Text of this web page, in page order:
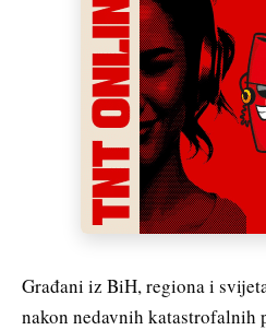
Građani iz BiH, regiona i
nakon nedavnih katastrofalnih